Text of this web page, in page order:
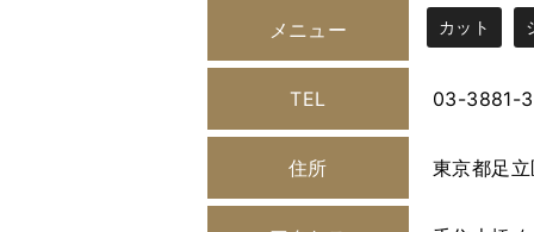
メニュー カット
TEL 03-3881-
住所 東京都足